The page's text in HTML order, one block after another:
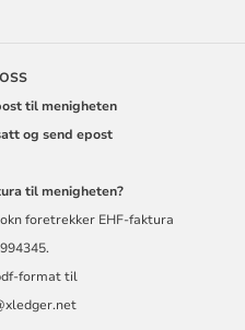
til menigheten
og send epost
til menigheten?
foretrekker EHF-faktura
format til